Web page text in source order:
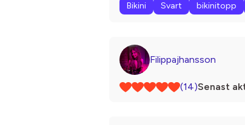
Bikini Svart bikinitopp
Filippajhansson
(14)Senast